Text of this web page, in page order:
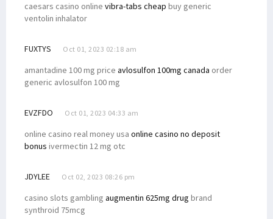
caesars casino online vibra-tabs cheap buy generic
ventolin inhalator
FUXTYS Oct 01, 2023 02:18 am
amantadine 100 mg price avlosulfon 100mg canada order
generic avlosulfon 100 mg
EVZFDO Oct 01, 2023 04:33 am
online casino real money usa online casino no deposit
bonus ivermectin 12 mg otc
JDYLEE Oct 02, 2023 08:26 pm
casino slots gambling augmentin 625mg drug brand
synthroid 75mcg